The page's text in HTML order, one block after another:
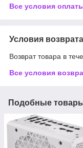
Все условия
Условия возврата
Возврат товара в
Все условия
Подобные